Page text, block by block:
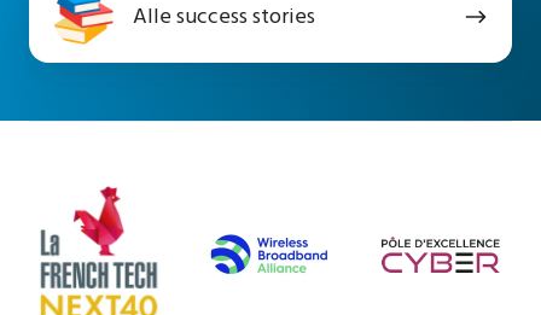
Alle success stories
success
stories